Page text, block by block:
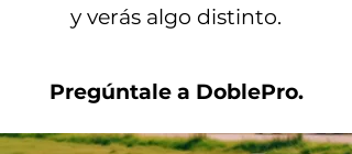
y verás algo distinto.
Pregúntale a DoblePro.